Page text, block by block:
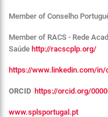
Member of Conselho
Member of RACS - Rede
Saúde http://racscplp.org/
https://www.linkedin.com/
ORCID https://orcid.org/
www.splsportugal.pt